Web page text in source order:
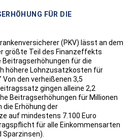
FÜR DIE
(PKV) lässt an dem
größte Teil des Finanzeffekts
für die
höhere Lohnzusatzkosten für
den verheißenen 3,5
gingen alleine 2,2
Beitragserhöhungen für Millionen
Erhöhung der
auf mindestens 7.100 Euro
für alle Einkommensarten
Sparzinsen).